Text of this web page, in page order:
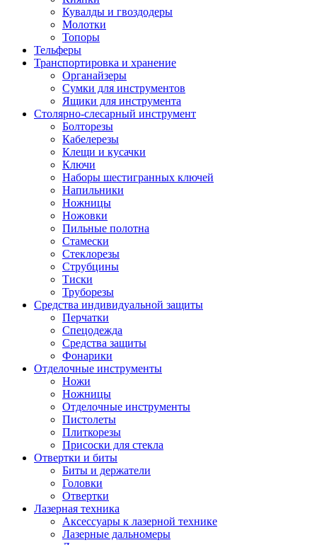
Кувалды и гвоздодеры
Молотки
Топоры
Тельферы
Транспортировка и хранение
Органайзеры
Сумки для инструментов
Ящики для инструмента
Столярно-слесарный инструмент
Болторезы
Кабелерезы
Клещи и кусачки
Ключи
Наборы шестигранных ключей
Напильники
Ножницы
Ножовки
Пильные полотна
Стамески
Стеклорезы
Струбцины
Тиски
Труборезы
Средства индивидуальной защиты
Перчатки
Спецодежда
Средства защиты
Фонарики
Отделочные инструменты
Ножи
Ножницы
Отделочные инструменты
Пистолеты
Плиткорезы
Присоски для стекла
Отвертки и биты
Биты и держатели
Головки
Отвертки
Лазерная техника
Аксессуары к лазерной технике
Лазерные дальномеры